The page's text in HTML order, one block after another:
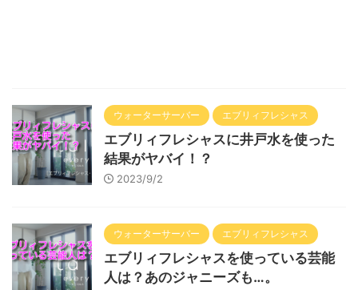
ウォーターサーバー エブリィフレシャス
エブリィフレシャスに井戸水を使った
結果がヤバイ！？
2023/9/2
ウォーターサーバー エブリィフレシャス
エブリィフレシャスを使っている芸能
人は？あのジャニーズも…。